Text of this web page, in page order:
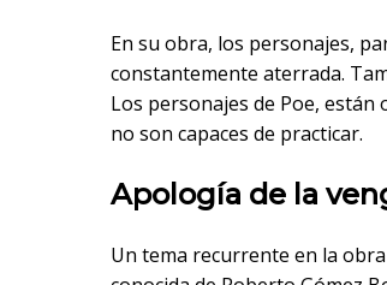
En su obra, los personajes,
constantemente aterrada.
Los personajes de Poe,
no son capaces de practicar.
Apología de la
Un tema recurrente en la